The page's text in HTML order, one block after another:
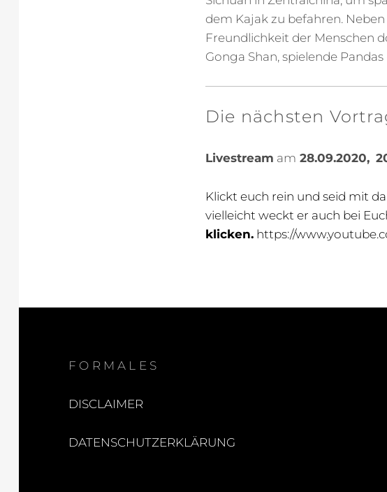
dem Kajak zu befahren.
Freundlichkeit der Menschen
Gonga Shan, spielende
Die nächsten
Livestream am 28.09.2020,
Klickt euch rein und seid mit
vielleicht weckt er auch bei
klicken. https://
FORMALES
DISCLAIMER
DATENSCHUTZERKLÄRUNG